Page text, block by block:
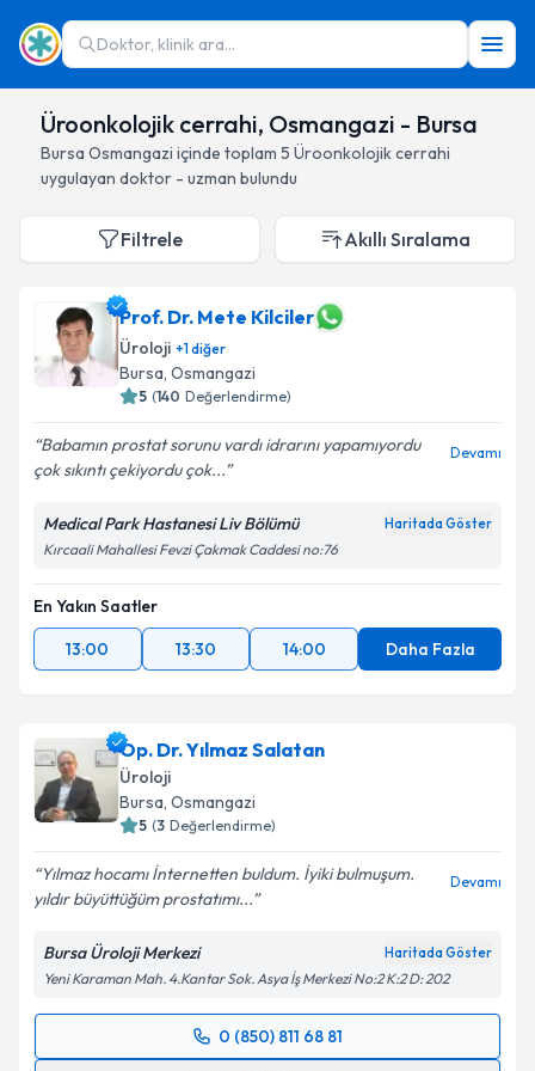
Doktor, klinik ara...
Üroonkolojik cerrahi, Osmangazi - Bursa
Bursa Osmangazi içinde toplam 5 Üroonkolojik cerrahi
uygulayan doktor - uzman bulundu
Filtrele Akıllı Sıralama
Prof. Dr. Mete Kilciler
Üroloji +1diğer
Bursa, Osmangazi
5 (140 Değerlendirme)
Babamın prostat sorunu vardı idrarını yapamıyordu
çok sıkıntı çekiyordu çok...
Devamı
Medical Park Hastanesi Liv Bölümü Haritada Göster
Kırcaali Mahallesi Fevzi Çakmak Caddesi no:76
En Yakın Saatler
13:00
13:30 14:00 Daha Fazla
Op. Dr. Yılmaz Salatan
Üroloji
Bursa, Osmangazi
5 (3 Değerlendirme)
Yılmaz hocamı İnternetten buldum. İyiki bulmuşum.
yıldır büyüttüğüm prostatımı...
Devamı
Bursa Üroloji Merkezi Haritada Göster
Yeni Karaman Mah. 4.Kantar Sok. Asya İş Merkezi No:2 K:2 D: 202
0 (850) 811 68 81
Randevu Takvimi Talebi